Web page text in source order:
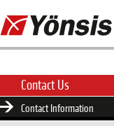
Contact Us
Contact Information